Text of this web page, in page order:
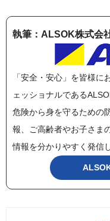
執筆：ALSOK株式会
「安全・安心」を皆様
ェッショナルである
危険から身を守るための
報、ご高齢者やお子さま
情報を分かりやすく発信